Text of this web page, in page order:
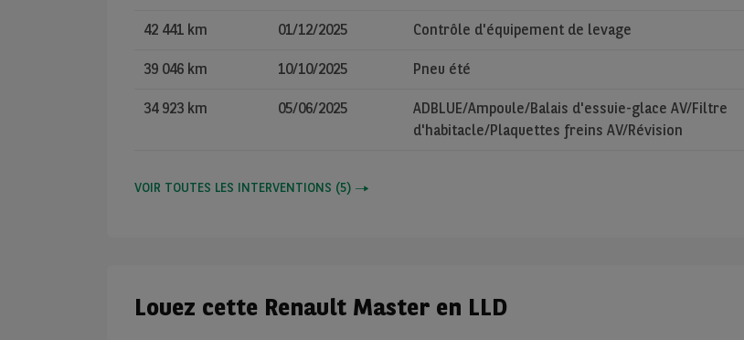
42 441 km 01/12/2025 Contrôle d'équipement de levage
39 046 km 10/10/2025 Pneu été
34 923 km 05/06/2025
ADBLUE/Ampoule/Balais d'essuie-glace AV/Filtre
d'habitacle/Plaquettes freins AV/Révision
VOIR TOUTES LES INTERVENTIONS (5)
Louez cette Renault Master en LLD